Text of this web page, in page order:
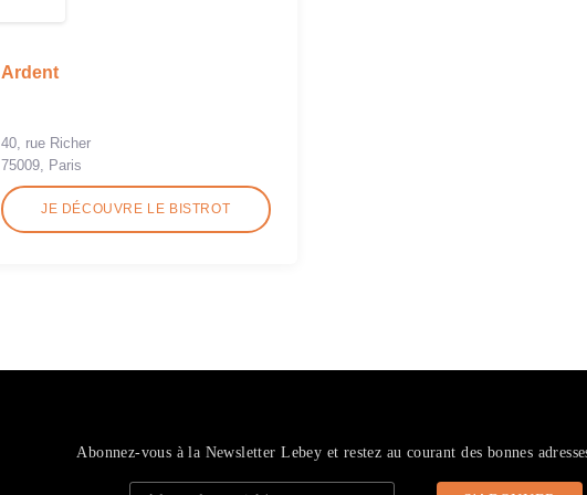
Ardent
40, rue Richer
75009, Paris
JE DÉCOUVRE LE BISTROT
Abonnez-vous à la Newsletter Lebey et restez au courant des bonnes